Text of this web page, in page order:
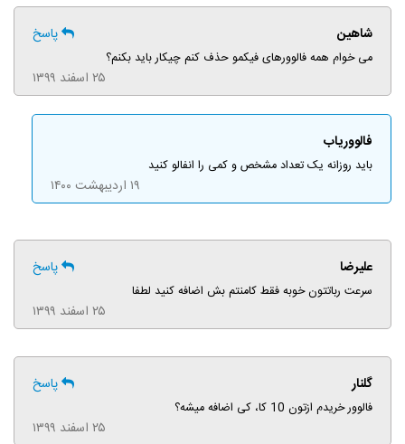
شاهین پاسخ
می خوام همه فالوورهای فیکمو حذف کنم چیکار باید بکنم؟
۲۵ اسفند ۱۳۹۹
فالووریاب
باید روزانه یک تعداد مشخص و کمی را انفالو کنید
۱۹ اردیبهشت ۱۴۰۰
علیرضا پاسخ
سرعت رباتتون خوبه فقط کامنتم بش اضافه کنید لطفا
۲۵ اسفند ۱۳۹۹
گلنار پاسخ
فالوور خریدم ازتون 10 کا، کی اضافه میشه؟
۲۵ اسفند ۱۳۹۹